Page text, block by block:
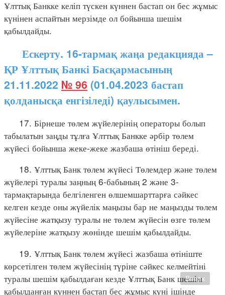
Ұлттық Банкке келіп түскен күннен бастап он бес жұмыс
күнінен аспайтын мерзімде ол бойынша шешім
қабылдайды.
Ескерту. 16-тармақ жаңа редакцияда –
ҚР Ұлттық Банкі Басқармасының
21.11.2022 № 96 (01.04.2023 бастап
қолданысқа енгізіледі) қаулысымен.
17. Бірнеше төлем жүйелерінің операторы болып
табылатын заңды тұлға Ұлттық Банкке әрбір төлем
жүйесі бойынша жеке-жеке жазбаша өтініш береді.
18. Ұлттық Банк төлем жүйесі Төлемдер және төлем
жүйелері туралы заңның 6-бабының 2 және 3-
тармақтарында белгіленген өлшемшарттарға сәйкес
келген кезде оны жүйелік маңызы бар не маңызды төлем
жүйесіне жатқызу туралы не төлем жүйесін өзге төлем
жүйелеріне жатқызу жөнінде шешім қабылдайды.
19. Ұлттық Банк төлем жүйесі жазбаша өтініште
көрсетілген төлем жүйесінің түріне сәйкес келмейтіні
туралы шешім қабылдаған кезде Ұлттық Банк шешім
қабылданған күннен бастап бес жұмыс күні ішінде
Вверх